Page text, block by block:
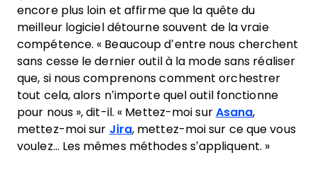
encore plus loin et affirme que la quête du
meilleur logiciel détourne souvent de la vraie
compétence. « Beaucoup d’entre nous cherchent
sans cesse le dernier outil à la mode sans réaliser
que, si nous comprenons comment orchestrer
tout cela, alors n’importe quel outil fonctionne
pour nous », dit-il. « Mettez-moi sur Asana,
mettez-moi sur Jira, mettez-moi sur ce que vous
voulez… Les mêmes méthodes s’appliquent. »